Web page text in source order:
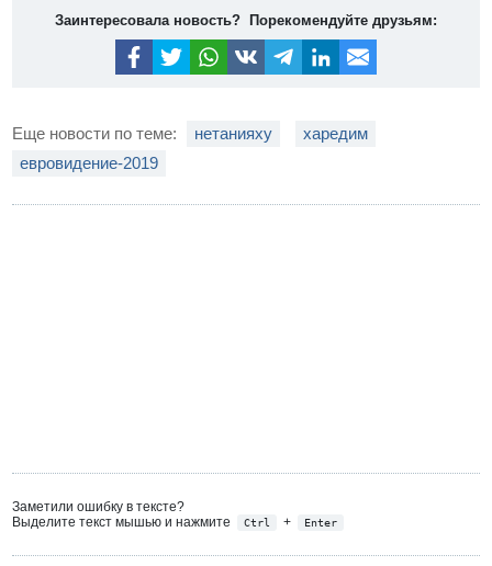
Заинтересовала новость? Порекомендуйте друзьям:
Еще новости по теме: нетанияху
харедим
евровидение-2019
Заметили ошибку в тексте?
Выделите текст мышью и нажмите
Ctrl + Enter